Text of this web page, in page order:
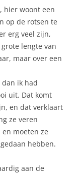
hier woont een
op de rotsen te
erg veel zijn,
lengte van
maar over een
ik had
uit. Dat komt
en dat verklaart
ze veren
moeten ze
hebben.
aan de